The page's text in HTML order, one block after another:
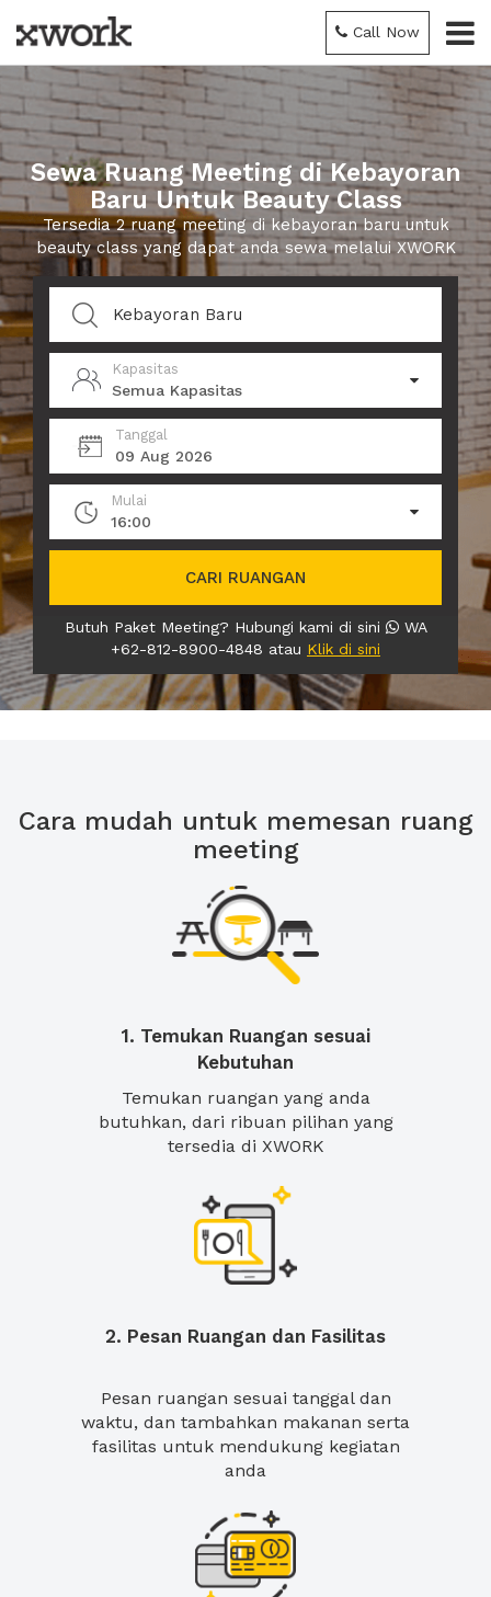
Call Now
Sewa Ruang Meeting di Kebayoran
Baru Untuk Beauty Class
Tersedia 2 ruang meeting di kebayoran baru untuk
beauty class yang dapat anda sewa melalui XWORK
Kapasitas
Semua Kapasitas
Tanggal
09 Aug 2026
Mulai
16:00
CARI RUANGAN
Butuh Paket Meeting? Hubungi kami di sini
WA
+62-812-8900-4848 atau Klik di sini
Cara mudah untuk memesan ruang
meeting
1. Temukan Ruangan sesuai
Kebutuhan
Temukan ruangan yang anda
butuhkan, dari ribuan pilihan yang
tersedia di XWORK
2. Pesan Ruangan dan Fasilitas
Pesan ruangan sesuai tanggal dan
waktu, dan tambahkan makanan serta
fasilitas untuk mendukung kegiatan
anda